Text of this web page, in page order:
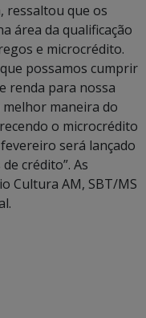
ressaltou que os
área da qualificação
e microcrédito.
possamos cumprir
renda para nossa
maneira do
o microcrédito
será lançado
crédito”. As
Cultura AM, SBT/MS